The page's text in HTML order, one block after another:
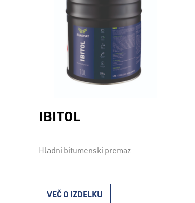
IBITOL
Hladni bitumenski premaz
VEČ O IZDELKU